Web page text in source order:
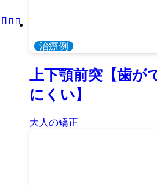
治療例
上下顎前突【歯が
にくい】
大人の矯正